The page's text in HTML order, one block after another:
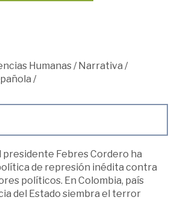
Humanas/Narrativa /
/
presidente Febres Cordero ha
de represión inédita contra
políticos. En Colombia, país
del Estado siembra el terror